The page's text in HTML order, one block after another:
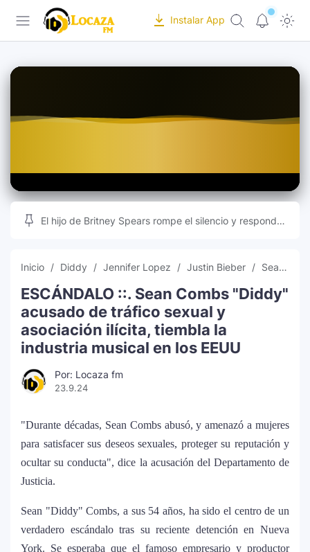
Recursos Online
Videos Musicales
Instalar App
El hijo de Britney Spears rompe el silencio y responde
Inicio Diddy Jennifer Lopez Justin Bieber Sean Combs
ESCÁNDALO ::. Sean Combs "Diddy"
acusado de tráfico sexual y
asociación ilícita, tiembla la
industria musical en los EEUU
Por: Locaza fm
23.9.24
"Durante décadas, Sean Combs abusó, y amenazó a mujeres
para satisfacer sus deseos sexuales, proteger su reputación y
ocultar su conducta", dice la acusación del Departamento de
Justicia.
Sean "Diddy" Combs, a sus 54 años, ha sido el centro de un
verdadero escándalo tras su reciente detención en Nueva
York. Se esperaba que el famoso empresario y productor